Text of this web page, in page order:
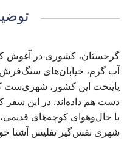
گرجستان، کشوری در آغوش
آب گرم، خیابان‌های
پایتخت این کشور،
دست هم داده‌اند. در این سفر
با حال‌وهوای کوچه‌های
شهری نفس‌گیر تفلیس آشنا